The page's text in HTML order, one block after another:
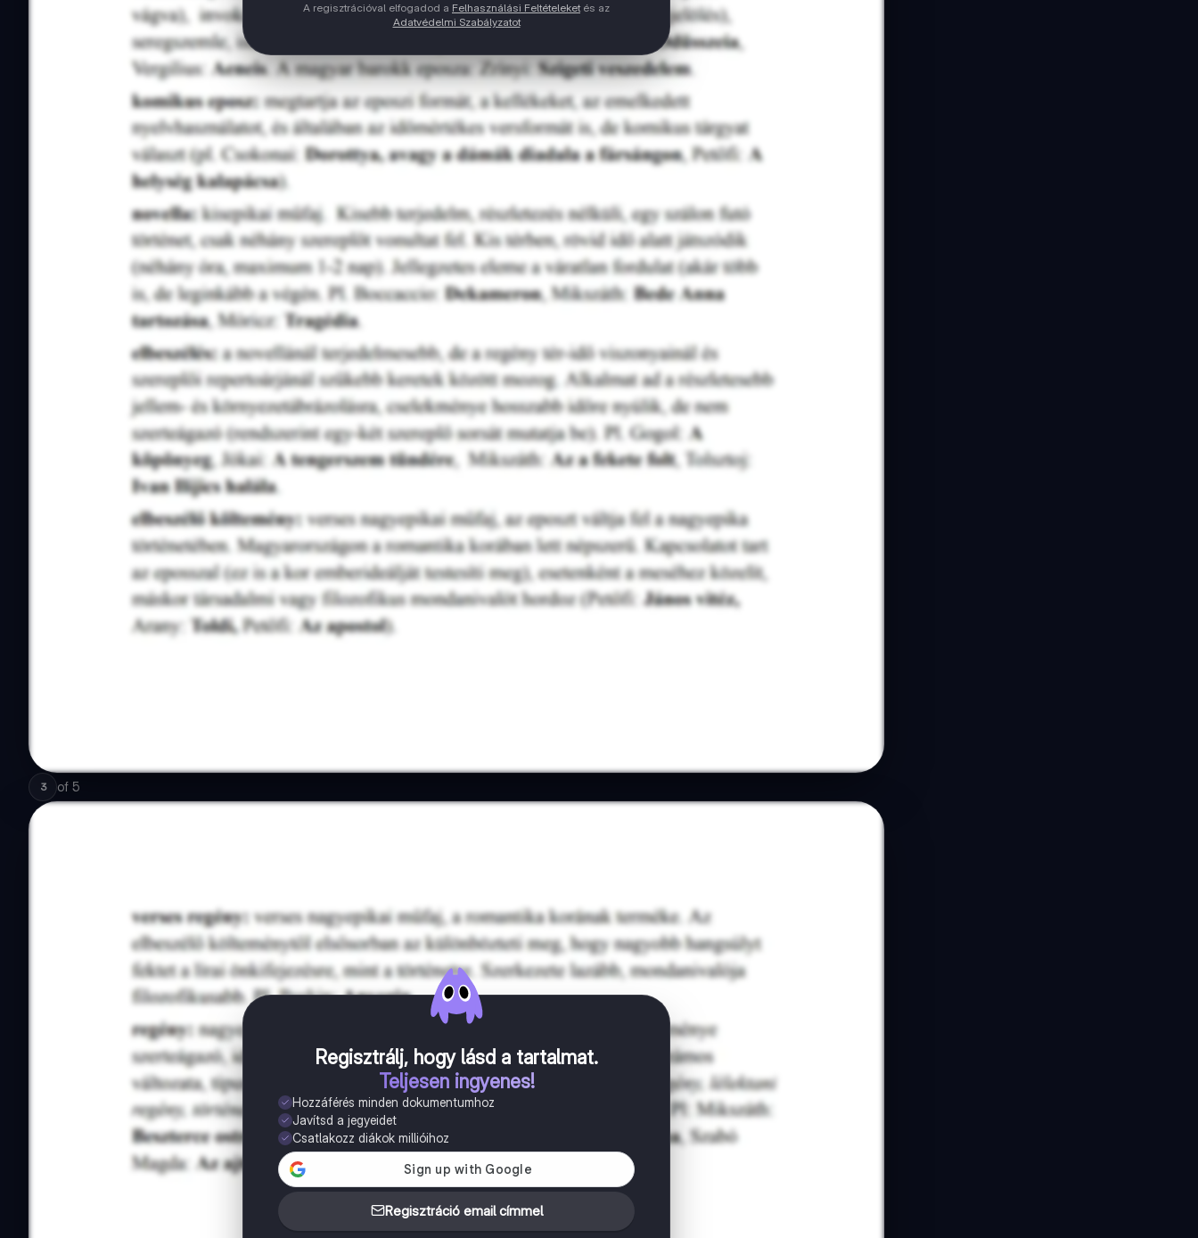
A regisztrációval elfogadod a Felhasználási Feltételeket és az
Adatvédelmi Szabályzatot
3 of 5
Regisztrálj, hogy lásd a tartalmat.
Teljesen ingyenes!
Hozzáférés minden dokumentumhoz
Javítsd a jegyeidet
Csatlakozz diákok millióihoz
Regisztráció email címmel